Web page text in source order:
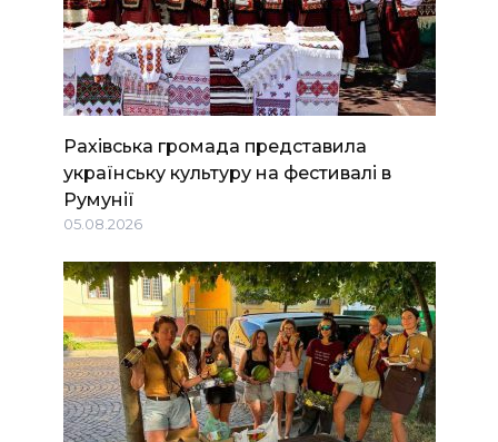
Рахівська громада представила
українську культуру на фестивалі в
Румунії
05.08.2026